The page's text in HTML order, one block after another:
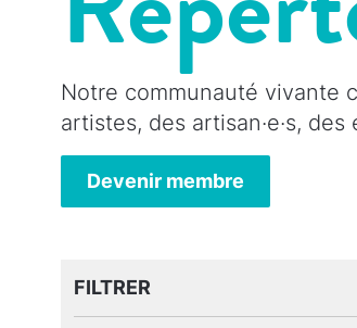
Notre communauté vivante
artistes, des artisan·e·s,
Devenir membre
FILTRER